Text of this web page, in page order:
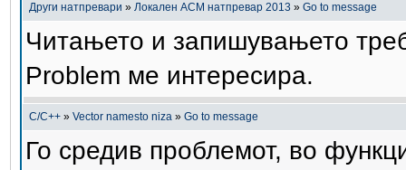
Други натпревари » Локален ACM натпревар 2013 » Go to message
Читањето и запишувањето
Problem ме интересира.
C/C++ » Vector namesto niza » Go to message
Го средив проблемот, во